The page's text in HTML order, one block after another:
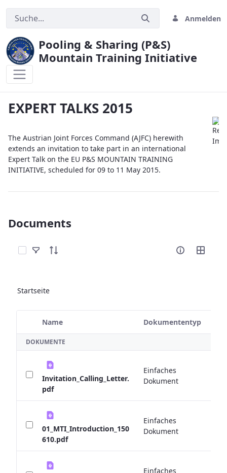
Anmelden
Pooling & Sharing (P&S)
Mountain Training Initiative
EXPERT TALKS 2015
The Austrian Joint Forces Command (AJFC) herewith
extends an invitation to take part in an international
Expert Talk on the EU P&S MOUNTAIN TRAINING
INITIATIVE, scheduled for 09 to 11 May 2015.
Documents
Elemente auswählen
Startseite
Ausgewähltes Element
Name Dokumententyp
DOKUMENTE
Invitation_Calling_Letter.
pdf
Einfaches
Dokument
01_MTI_Introduction_150
610.pdf
Einfaches
Dokument
Einfaches